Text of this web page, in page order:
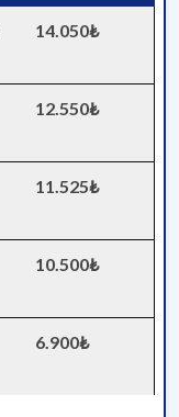
14.050₺
12.550₺
11.525₺
10.500₺
6.900₺